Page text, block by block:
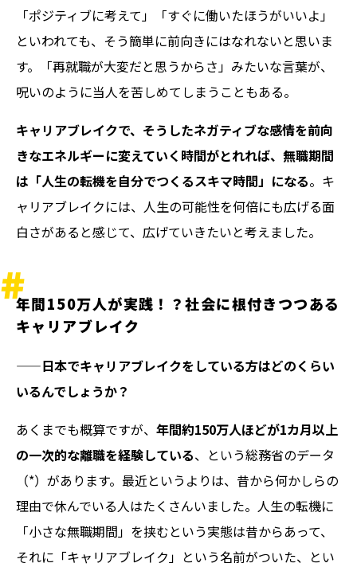
「ポジティブに考えて」「すぐに働いたほうがいいよ」
といわれても、そう簡単に前向きにはなれないと思いま
す。「再就職が大変だと思うからさ」みたいな言葉が、
呪いのように当人を苦しめてしまうこともある。
キャリアブレイクで、そうしたネガティブな感情を前向
きなエネルギーに変えていく時間がとれれば、無職期間
は「人生の転機を自分でつくるスキマ時間」になる。キ
ャリアブレイクには、人生の可能性を何倍にも広げる面
白さがあると感じて、広げていきたいと考えました。
年間150万人が実践！？社会に根付きつつある
キャリアブレイク
——日本でキャリアブレイクをしている方はどのくらい
いるんでしょうか？
あくまでも概算ですが、 年間約150万人ほどが1カ月以上
の一次的な離職を経験している、という総務省のデータ
（*）があります。最近というよりは、昔から何かしらの
理由で休んでいる人はたくさんいました。人生の転機に
「小さな無職期間」を挟むという実態は昔からあって、
それに「キャリアブレイク」という名前がついた、とい